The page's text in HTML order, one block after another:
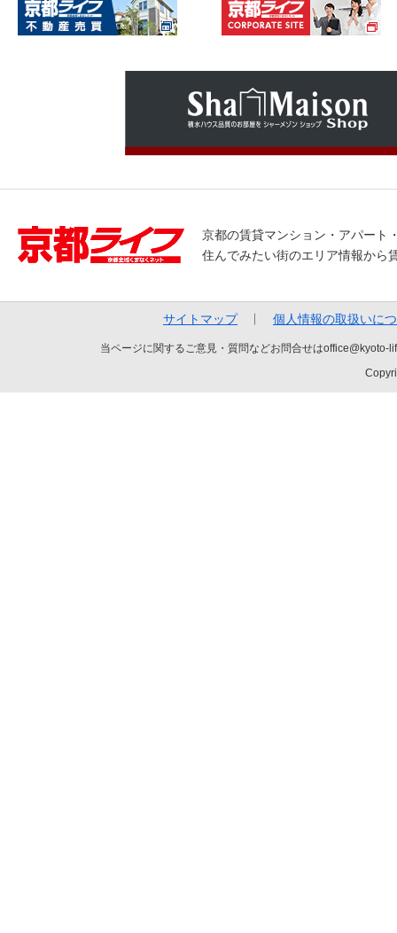
京都の賃貸マンション・アパート
住んでみたい街のエリア情報から
サイトマップ 個人情報の取扱いに
当ページに関するご意見・質問などお問合せは